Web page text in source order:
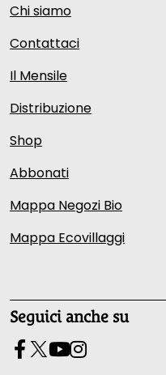
Chi siamo
Contattaci
Il Mensile
Distribuzione
Shop
Abbonati
Mappa Negozi Bio
Mappa Ecovillaggi
Seguici anche su